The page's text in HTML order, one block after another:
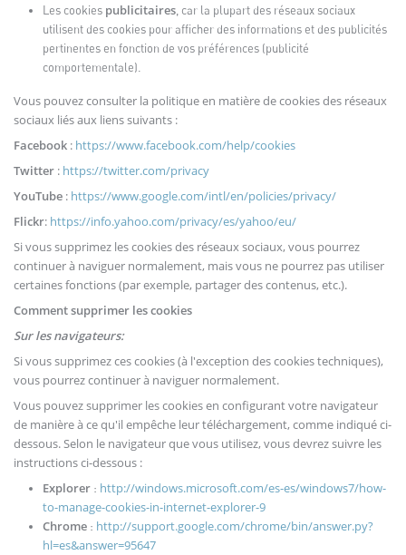
Les cookies publicitaires , car la plupart des réseaux sociaux
utilisent des cookies pour afficher des informations et des publicités
pertinentes en fonction de vos préférences (publicité
comportementale).
Vous pouvez consulter la politique en matière de cookies des réseaux
sociaux liés aux liens suivants :
Facebook : https://www.facebook.com/help/cookies
Twitter : https://twitter.com/privacy
YouTube : https://www.google.com/intl/en/policies/privacy/
Flickr: https://info.yahoo.com/privacy/es/yahoo/eu/
Si vous supprimez les cookies des réseaux sociaux, vous pourrez
continuer à naviguer normalement, mais vous ne pourrez pas utiliser
certaines fonctions (par exemple, partager des contenus, etc.).
Comment supprimer les cookies
Sur les navigateurs:
Si vous supprimez ces cookies (à l'exception des cookies techniques),
vous pourrez continuer à naviguer normalement.
Vous pouvez supprimer les cookies en configurant votre navigateur
de manière à ce qu'il empêche leur téléchargement, comme indiqué ci-
dessous. Selon le navigateur que vous utilisez, vous devrez suivre les
instructions ci-dessous :
Explorer : http://windows.microsoft.com/es-es/windows7/how-
to-manage-cookies-in-internet-explorer-9
Chrome : http://support.google.com/chrome/bin/answer.py?
hl=es&answer=95647